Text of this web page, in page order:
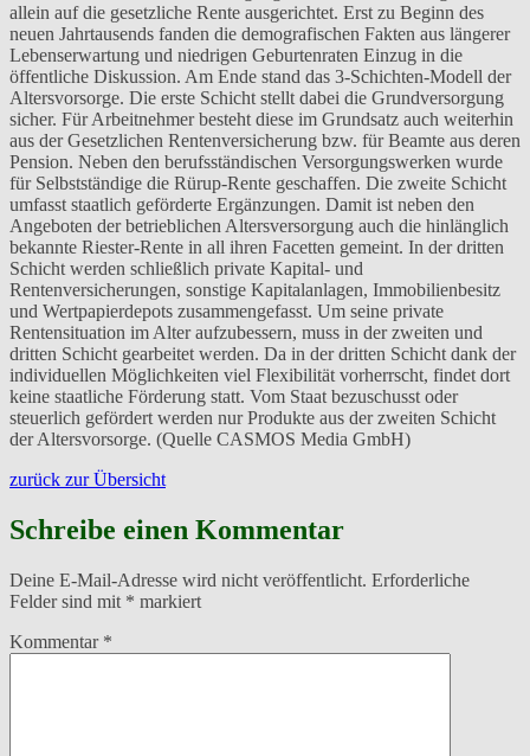
allein auf die gesetzliche Rente ausgerichtet. Erst zu Beginn des
neuen Jahrtausends fanden die demografischen Fakten aus längerer
Lebenserwartung und niedrigen Geburtenraten Einzug in die
öffentliche Diskussion. Am Ende stand das 3-Schichten-Modell der
Altersvorsorge. Die erste Schicht stellt dabei die Grundversorgung
sicher. Für Arbeitnehmer besteht diese im Grundsatz auch weiterhin
aus der Gesetzlichen Rentenversicherung bzw. für Beamte aus deren
Pension. Neben den berufsständischen Versorgungswerken wurde
für Selbstständige die Rürup-Rente geschaffen. Die zweite Schicht
umfasst staatlich geförderte Ergänzungen. Damit ist neben den
Angeboten der betrieblichen Altersversorgung auch die hinlänglich
bekannte Riester-Rente in all ihren Facetten gemeint. In der dritten
Schicht werden schließlich private Kapital- und
Rentenversicherungen, sonstige Kapitalanlagen, Immobilienbesitz
und Wertpapierdepots zusammengefasst. Um seine private
Rentensituation im Alter aufzubessern, muss in der zweiten und
dritten Schicht gearbeitet werden. Da in der dritten Schicht dank der
individuellen Möglichkeiten viel Flexibilität vorherrscht, findet dort
keine staatliche Förderung statt. Vom Staat bezuschusst oder
steuerlich gefördert werden nur Produkte aus der zweiten Schicht
der Altersvorsorge. (Quelle CASMOS Media GmbH)
zurück zur Übersicht
Schreibe einen Kommentar
Deine E-Mail-Adresse wird nicht veröffentlicht. Erforderliche
Felder sind mit * markiert
Kommentar *